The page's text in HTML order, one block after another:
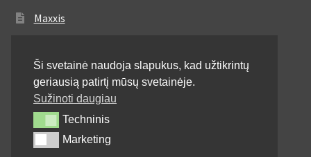
Maxxis
Michelin
Mitas
Pirelli
Shinko
Ši svetainė naudoja slapukus, kad užtikrintų
geriausią patirtį mūsų svetainėje.
Sužinoti daugiau
TechninisTechninis
MarketingMarketing